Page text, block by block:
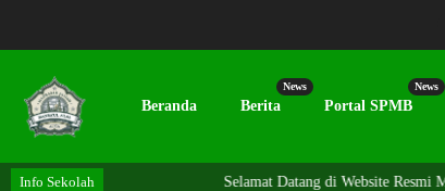
Beranda Berita
News
Portal SPMB
News
Info Sekolah Selamat Datang di Website Resmi